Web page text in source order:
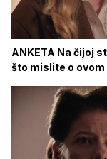
ANKETA Na čijoj
što mislite o